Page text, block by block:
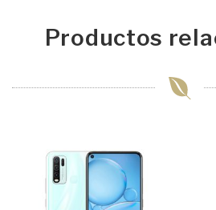
Productos